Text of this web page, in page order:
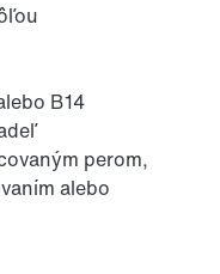
B14
perom,
alebo